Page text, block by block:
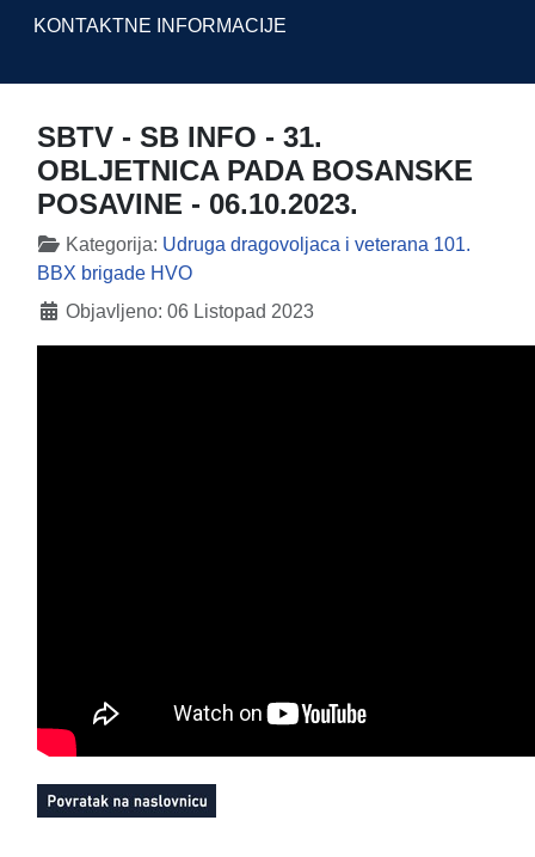
KONTAKTNE INFORMACIJE
SBTV - SB INFO - 31.
OBLJETNICA PADA BOSANSKE
POSAVINE - 06.10.2023.
DetaljiKategorija: Udruga dragovoljaca i veterana 101.
BBX brigade HVO
Objavljeno: 06 Listopad 2023